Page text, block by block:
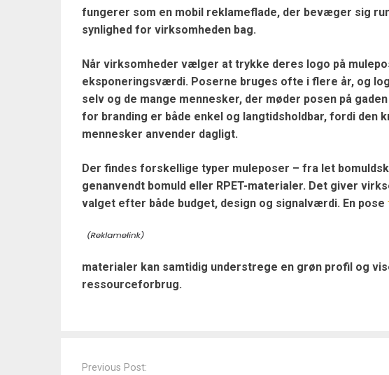
fungerer som en mobil reklameflade, der bevæger sig
synlighed for virksomheden bag.
Når virksomheder vælger at trykke deres logo på
eksponeringsværdi. Poserne bruges ofte i flere år, og
selv og de mange mennesker, der møder posen på
for branding er både enkel og langtidsholdbar, fordi den
mennesker anvender dagligt.
Der findes forskellige typer muleposer – fra let
genanvendt bomuld eller RPET-materialer. Det giver
valget efter både budget, design og signalværdi. En pose
materialer kan samtidig understrege en grøn profil og
ressourceforbrug.
navigation
Previous Post: